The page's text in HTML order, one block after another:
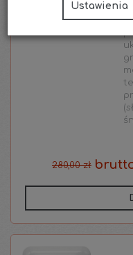
280,00 zł
Ustawienia